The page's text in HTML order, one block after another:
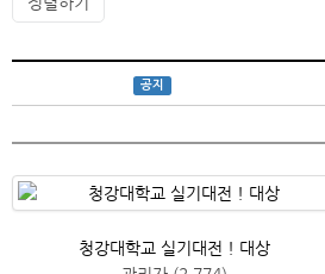
공지
청강대학교 실기대전 ! 대상